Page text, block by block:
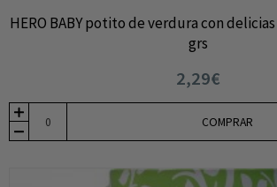
HERO BABY potito de verdura con
grs
2,29€
COMPRAR